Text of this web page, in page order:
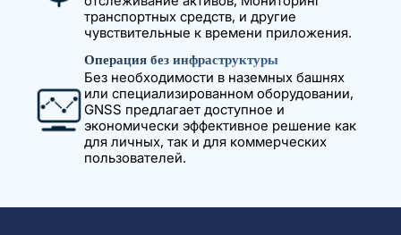
транспортных средств, и другие
чувствительные к времени приложения.
Операция без инфраструктуры
Без необходимости в наземных башнях
или специализированном оборудовании,
GNSS предлагает доступное и
экономически эффективное решение как
для личных, так и для коммерческих
пользователей.